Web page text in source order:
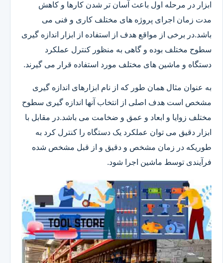
ابزار در مرحله اول باعث آسان تر شدن کارها و کاهش
مدت زمان اجرای پروژه های مختلف کاری و فنی می
باشد.در برخی از مواقع هدف از استفاده از ابزار اندازه گیری
سطوح مختلف بوده و گاهی به منظور کنترل عملکرد
دستگاه و ماشین های مختلف مورد استفاده قرار می گیرند.
به عنوان مثال همان طور که از نام ابزارهای اندازه گیری
مشخص است هدف اصلی از انتخاب آنها اندازه گیری سطوح
مختلف زوایا و ابعاد و عمق و ضخامت می باشد.در مقابل با
ابزار دقیق می توان عملکرد یک دستگاه را کنترل کرد به
طوریکه در زمان مشخص و دقیق و از قبل مشخص شده
فرآیندی توسط ماشین اجرا شود.